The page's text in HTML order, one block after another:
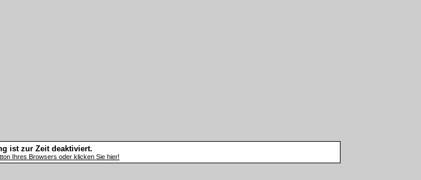
ist zur Zeit deaktiviert.
Ihres Browsers oder klicken Sie hier!